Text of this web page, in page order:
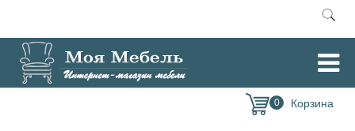
Главная / Комоды и тумбы / Комоды для прихожей
0